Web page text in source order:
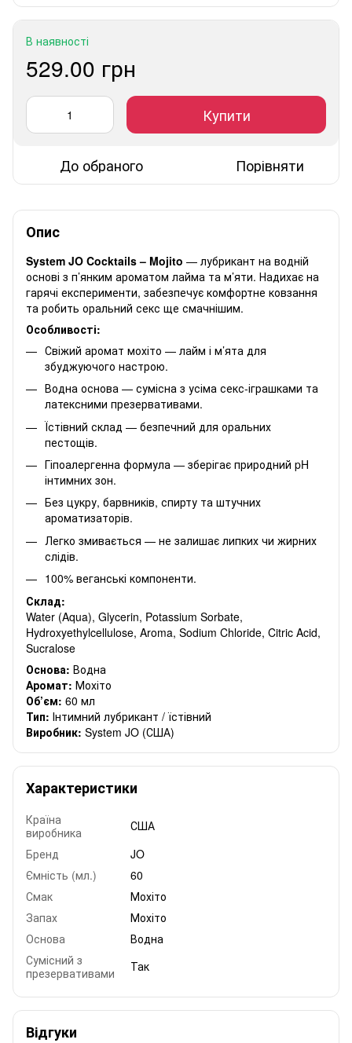
В наявності
529.00 грн
Купити
До обраного Порівняти
Опис
System JO Cocktails – Mojito — лубрикант на водній
основі з п’янким ароматом лайма та м’яти. Надихає на
гарячі експерименти, забезпечує комфортне ковзання
та робить оральний секс ще смачнішим.
Особливості:
Свіжий аромат мохіто — лайм і м’ята для
збуджуючого настрою.
Водна основа — сумісна з усіма секс-іграшками та
латексними презервативами.
Їстівний склад — безпечний для оральних
пестощів.
Гіпоалергенна формула — зберігає природний pH
інтимних зон.
Без цукру, барвників, спирту та штучних
ароматизаторів.
Легко змивається — не залишає липких чи жирних
слідів.
100% веганські компоненти.
Склад:
Water (Aqua), Glycerin, Potassium Sorbate,
Hydroxyethylcellulose, Aroma, Sodium Chloride, Citric Acid,
Sucralose
Основа: Водна
Аромат: Мохіто
Об’єм: 60 мл
Тип: Інтимний лубрикант / їстівний
Виробник: System JO (США)
Характеристики
Країна
виробника
США
Бренд
JO
Ємність (мл.)
60
Смак
Мохіто
Запах
Мохіто
Основа
Водна
Сумісний з
презервативами
Так
Відгуки